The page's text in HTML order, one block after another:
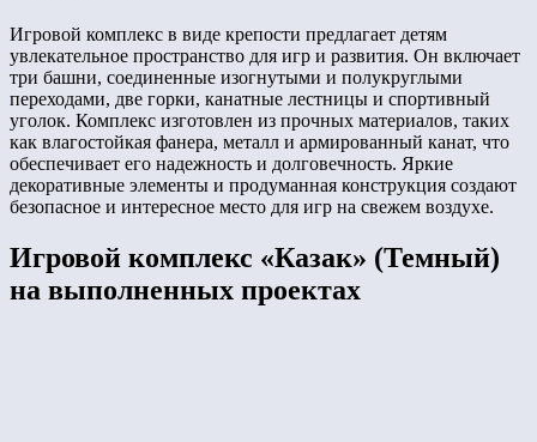
Игровой комплекс в виде крепости предлагает детям
увлекательное пространство для игр и развития. Он включает
три башни, соединенные изогнутыми и полукруглыми
переходами, две горки, канатные лестницы и спортивный
уголок. Комплекс изготовлен из прочных материалов, таких
как влагостойкая фанера, металл и армированный канат, что
обеспечивает его надежность и долговечность. Яркие
декоративные элементы и продуманная конструкция создают
безопасное и интересное место для игр на свежем воздухе.
Игровой комплекс «Казак» (Темный)
на выполненных проектах